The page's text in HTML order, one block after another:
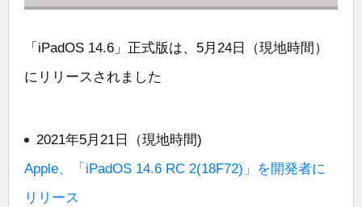
「iPadOS 14.6」正式版は、5月24日（現地時間）
にリリースされました
2021年5月21日（現地時間)
Apple、「iPadOS 14.6 RC 2(18F72)」を開発者に
リリース